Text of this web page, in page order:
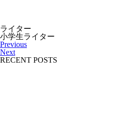
ライター
小学生ライター
Previous
Next
RECENT POSTS